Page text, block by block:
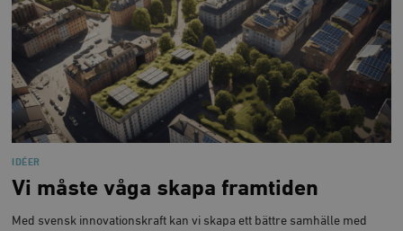
IDÉER
Vi måste våga skapa framtiden
Med svensk innovationskraft kan vi skapa ett bättre samhälle med